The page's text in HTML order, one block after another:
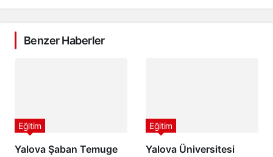
Benzer Haberler
Yalova Şaban Temuge
Eğitim
Yalova Üniversitesi
Eğitim